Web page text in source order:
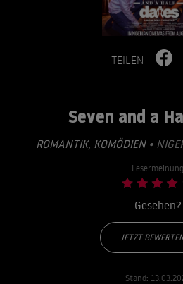
TEILEN
Seven and a
ROMANTIK, KOMÖDIEN•
Lesermeinung
Gesehen?
JETZT
Stand: